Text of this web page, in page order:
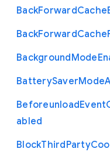
BackForwardCache
BackForwardCache
BackgroundMode
BatterySaverMode
BeforeunloadEvent
abled
BlockThirdParty